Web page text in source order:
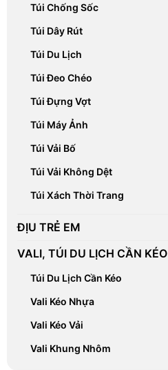
Túi Chống Sốc
Túi Dây Rút
Túi Du Lịch
Túi Đeo Chéo
Túi Đựng Vợt
Túi Máy Ảnh
Túi Vải Bố
Túi Vải Không Dệt
Túi Xách Thời Trang
ĐỊU TRẺ EM
VALI, TÚI DU LỊCH CẦN KÉO
Túi Du Lịch Cần Kéo
Vali Kéo Nhựa
Vali Kéo Vải
Vali Khung Nhôm